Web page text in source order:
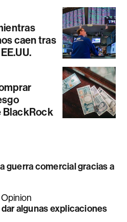
caen tras
BlackRock
guerra comercial gracias a
algunas explicaciones